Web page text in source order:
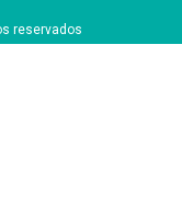
reservados